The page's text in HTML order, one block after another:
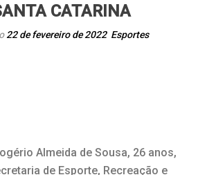
CATARINA
22 de fevereiro de 2022 Esportes
Almeida de Sousa, 26 anos,
de Esporte, Recreação e